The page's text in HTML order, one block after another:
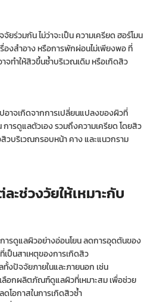
ร่วมกัน ไม่ว่าจะเป็น ความเครียด ฮอร์โมน
องสำอาง หรือการพักผ่อนไม่เพียงพอ ที่
จทำให้สิวขึ้นซ้ำบริเวณเดิม หรือเกิดสิว
อาจเกิดจากการเปลี่ยนแปลงของผิวที่
ารดูแลตัวเอง รวมถึงความเครียด โดยสิว
วบริเวณกรอบหน้า คาง และแนวกราม
ะช่วงวัยให้เหมาะกับ
ารดูแลผิวอย่างอ่อนโยน ลดการอุดตันของ
ป็นสาเหตุของการเกิดสิว
งปัจจัยภายในและภายนอก เช่น
ลือกผลิตภัณฑ์ดูแลผิวที่เหมาะสม เพื่อช่วย
โอกาสในการเกิดสิวซ้ำ